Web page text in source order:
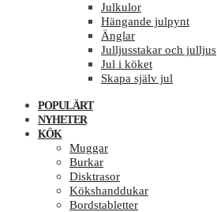
Julkulor
Hängande julpynt
Änglar
Julljusstakar och julljus
Jul i köket
Skapa själv jul
POPULÄRT
NYHETER
KÖK
Muggar
Burkar
Disktrasor
Kökshanddukar
Bordstabletter